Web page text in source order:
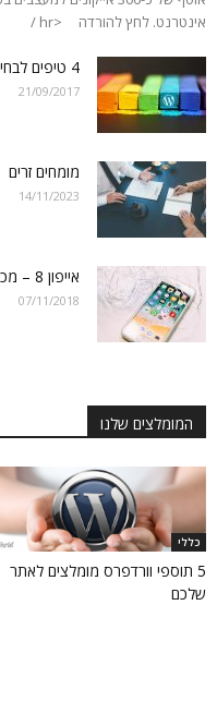
אינטרנט. לחץ להורדה <hr /
4 טיפים לבחירת תבנית מושלמת לאתר וורדפרס
21/09/2017
מומחים זרים
14/11/2023
אייפון 8 – מכשיר שעומד בכל הדרישות שלכם
07/11/2018
המומלצים שלנו
כללי
5 תוספי וורדפרס מומלצים לאתר
שלכם